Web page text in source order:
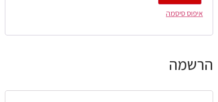
איפוס סיסמה
הרשמה